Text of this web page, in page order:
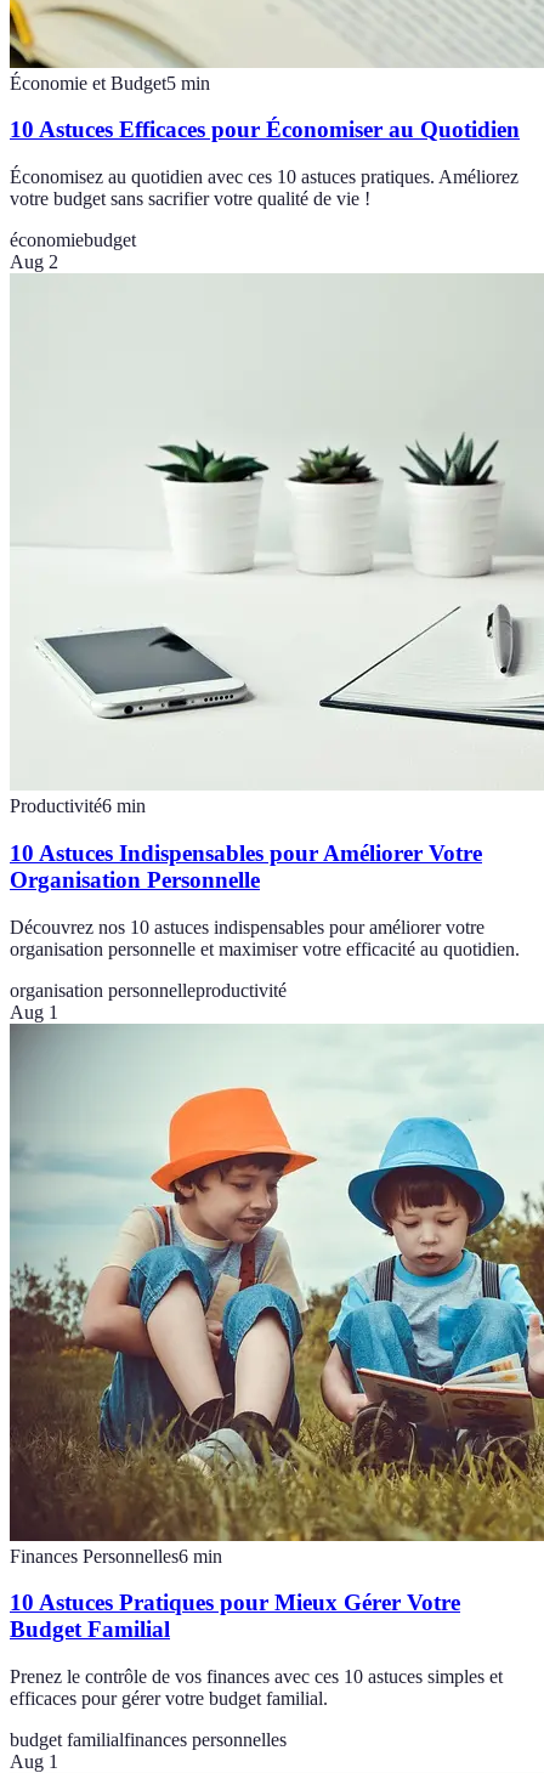
Économie et Budget5 min
10 Astuces Efficaces pour Économiser au Quotidien
Économisez au quotidien avec ces 10 astuces pratiques. Améliorez
votre budget sans sacrifier votre qualité de vie !
économiebudget
Aug 2
Productivité6 min
10 Astuces Indispensables pour Améliorer Votre
Organisation Personnelle
Découvrez nos 10 astuces indispensables pour améliorer votre
organisation personnelle et maximiser votre efficacité au quotidien.
organisation personnelleproductivité
Aug 1
Finances Personnelles6 min
10 Astuces Pratiques pour Mieux Gérer Votre
Budget Familial
Prenez le contrôle de vos finances avec ces 10 astuces simples et
efficaces pour gérer votre budget familial.
budget familialfinances personnelles
Aug 1